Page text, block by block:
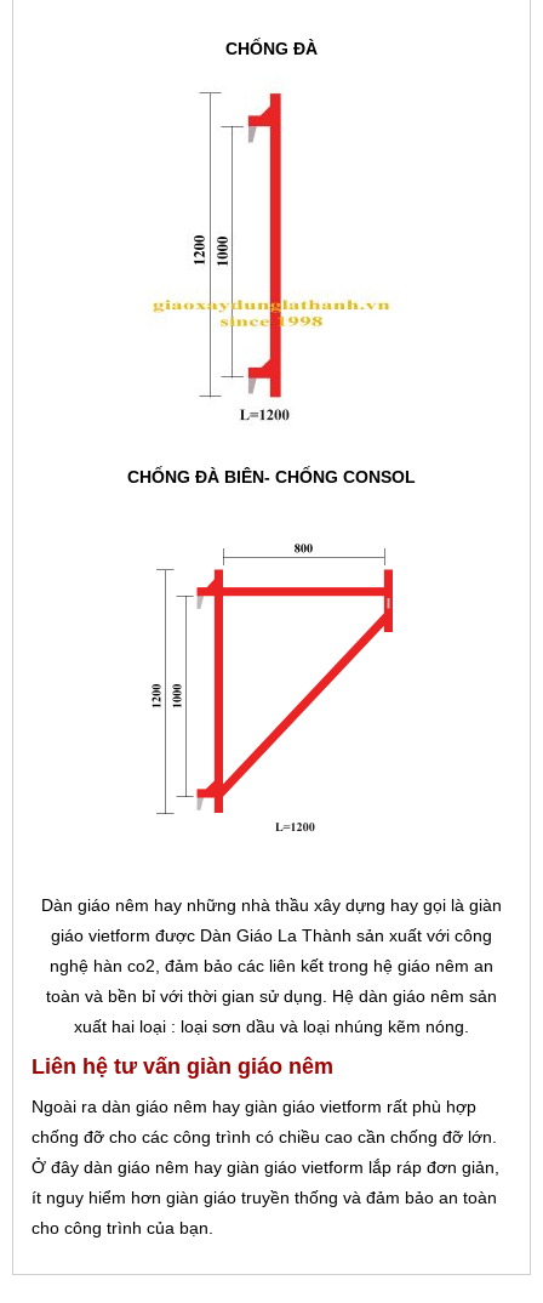
CHỐNG ĐÀ
CHỐNG ĐÀ BIÊN- CHỐNG CONSOL
Dàn giáo nêm hay những nhà thầu xây dựng hay gọi là giàn
giáo vietform được Dàn Giáo La Thành sản xuất với công
nghệ hàn co2, đảm bảo các liên kết trong hệ giáo nêm an
toàn và bền bỉ với thời gian sử dụng. Hệ dàn giáo nêm sản
xuất hai loại : loại sơn dầu và loại nhúng kẽm nóng.
Liên hệ tư vấn giàn giáo nêm
Ngoài ra dàn giáo nêm hay giàn giáo vietform rất phù hợp
chống đỡ cho các công trình có chiều cao cần chống đỡ lớn.
Ở đây dàn giáo nêm hay giàn giáo vietform lắp ráp đơn giản,
ít nguy hiểm hơn giàn giáo truyền thống và đảm bảo an toàn
cho công trình của bạn.